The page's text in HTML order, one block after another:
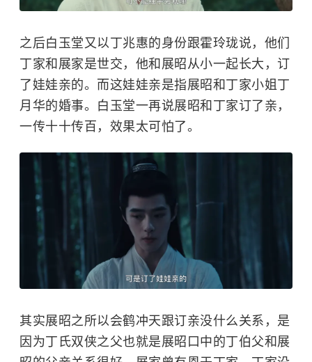
之后白玉堂又以丁兆惠的身份跟霍玲珑说，他们
丁家和展家是世交，他和展昭从小一起长大，订
了娃娃亲的。而这娃娃亲是指展昭和丁家小姐丁
月华的婚事。白玉堂一再说展昭和丁家订了亲，
一传十十传百，效果太可怕了。
其实展昭之所以会鹤冲天跟订亲没什么关系，是
因为丁氏双侠之父也就是展昭口中的丁伯父和展